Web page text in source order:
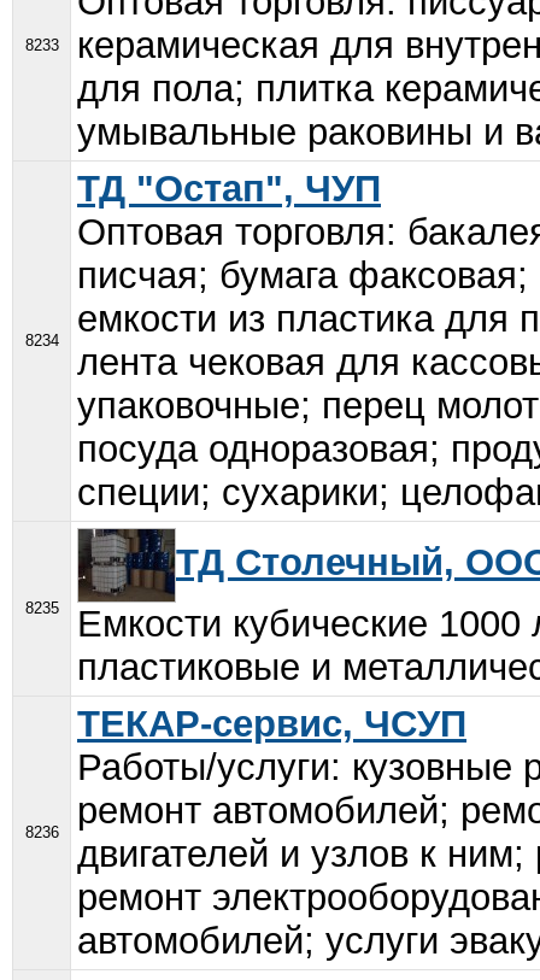
8233
керамическая для
для пола; плитка
умывальные раковины и
8234
ТД "Остап", ЧУП
Оптовая торговля:
писчая; бумага
емкости из пластика
лента чековая для
упаковочные; перец
посуда одноразовая;
специи; сухарики;
8235
ТД Столечный,
Емкости кубические
пластиковые и
8236
ТЕКАР-сервис, ЧСУП
Работы/услуги: кузовные
ремонт автомобилей;
двигателей и узлов к
ремонт
автомобилей; услуги